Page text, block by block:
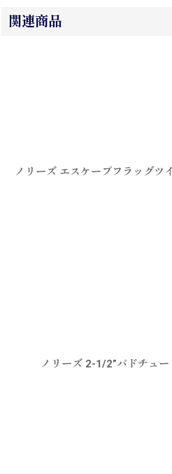
関連商品
ノリーズ エスケープフラッグツ
ノリーズ 2-1/2”パドチュー